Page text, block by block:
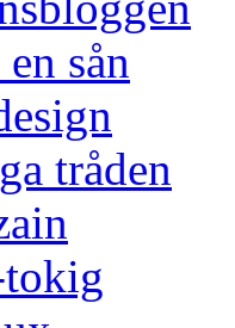
sån
tråden